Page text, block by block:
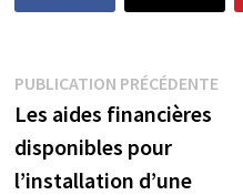
Navigation
de
l’article
PUBLICATION PRÉCÉDENTE
Les aides financières
disponibles pour
l’installation d’une